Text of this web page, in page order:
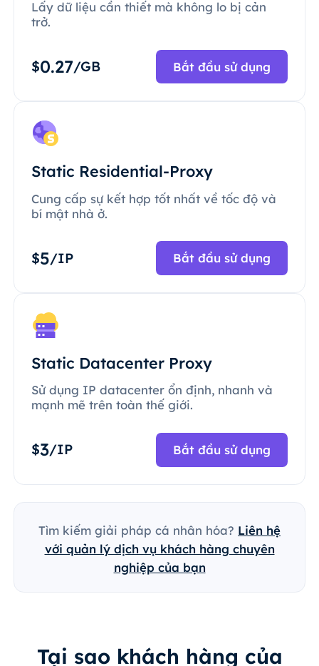
Lấy dữ liệu cần thiết mà không lo bị cản
trở.
$0.27/GB Bắt đầu sử dụng
Static Residential-Proxy
Cung cấp sự kết hợp tốt nhất về tốc độ và
bí mật nhà ở.
$5/IP Bắt đầu sử dụng
Static Datacenter Proxy
Sử dụng IP datacenter ổn định, nhanh và
mạnh mẽ trên toàn thế giới.
$3/IP Bắt đầu sử dụng
Tìm kiếm giải pháp cá nhân hóa? Liên hệ
với quản lý dịch vụ khách hàng chuyên
nghiệp của bạn
Tại sao khách hàng của